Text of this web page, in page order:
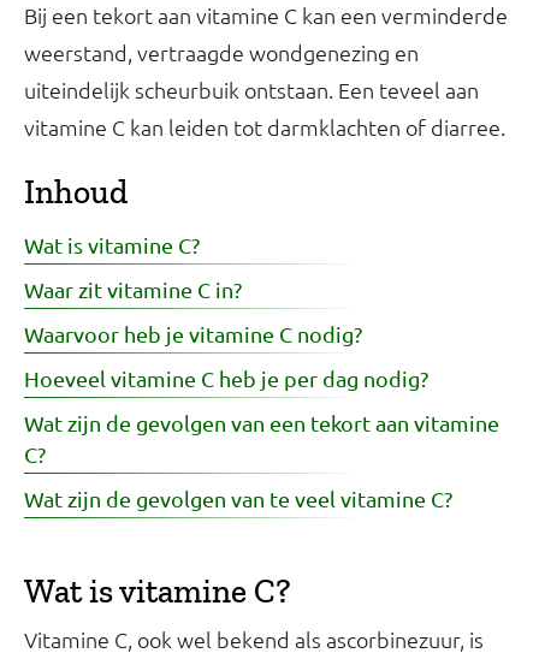
Bij een tekort aan vitamine C kan een verminderde
weerstand, vertraagde wondgenezing en
uiteindelijk scheurbuik ontstaan. Een teveel aan
vitamine C kan leiden tot darmklachten of diarree.
Inhoud
Wat is vitamine C?
Waar zit vitamine C in?
Waarvoor heb je vitamine C nodig?
Hoeveel vitamine C heb je per dag nodig?
Wat zijn de gevolgen van een tekort aan vitamine
C?
Wat zijn de gevolgen van te veel vitamine C?
Wat is vitamine C?
Vitamine C, ook wel bekend als ascorbinezuur, is